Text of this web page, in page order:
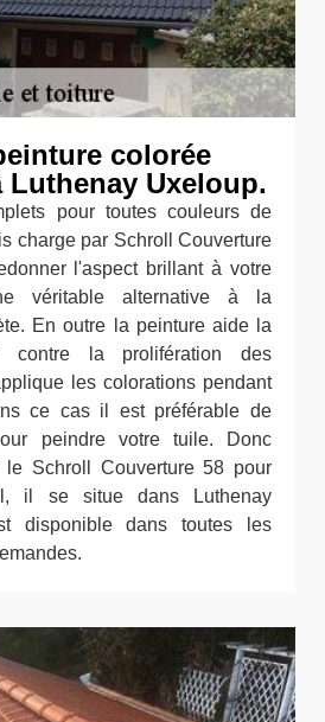
colorée
Uxeloup.
pour toutes couleurs de
charge par Schroll Couverture
l'aspect brillant à votre
véritable alternative à la
En outre la peinture aide la
contre la prolifération des
les colorations pendant
ce cas il est préférable de
peindre votre tuile. Donc
le Schroll Couverture 58 pour
il se situe dans Luthenay
disponible dans toutes les